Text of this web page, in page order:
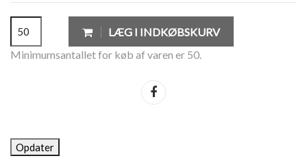
LÆG I INDKØBSKURV
Minimumsantallet for køb af varen er 50.